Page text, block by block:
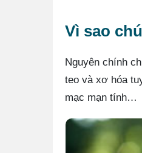
Vì sao
Nguyên chính
teo và xơ hóa
mạc mạn tính…